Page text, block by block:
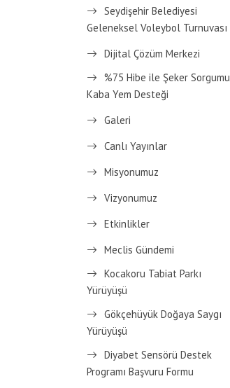
Seydişehir Belediyesi
Geleneksel Voleybol Turnuvası
Dijital Çözüm Merkezi
%75 Hibe ile Şeker Sorgumu
Kaba Yem Desteği
Galeri
Canlı Yayınlar
Misyonumuz
Vizyonumuz
Etkinlikler
Meclis Gündemi
Kocakoru Tabiat Parkı
Yürüyüşü
Gökçehüyük Doğaya Saygı
Yürüyüşü
Diyabet Sensörü Destek
Programı Başvuru Formu